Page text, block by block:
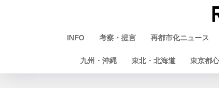
INFO 考察・提言 再都市化ニュース
九州・沖縄 東北・北海道 東京都心